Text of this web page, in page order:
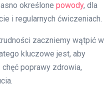
określone powody, dla
i regularnych ćwiczeniach.
zaczniemy wątpić w
kluczowe jest, aby
poprawy zdrowia,